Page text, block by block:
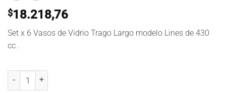
$18.218,76
Set x 6 Vasos de Vidrio Trago Largo modelo Lines de 430
cc .